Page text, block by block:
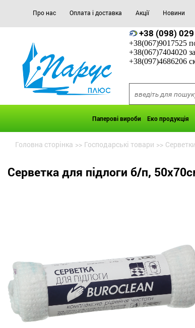
Про нас Оплата і доставка Акції Новини
+38 (098)
+38(067)9017525
+38(067)7404020
+38(097)4686206
Паперові вироби Еко продукція
Головна сторінка >> Господарські товари >>
Серветка для підлоги б/п,